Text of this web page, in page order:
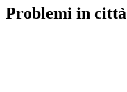
Problemi in città